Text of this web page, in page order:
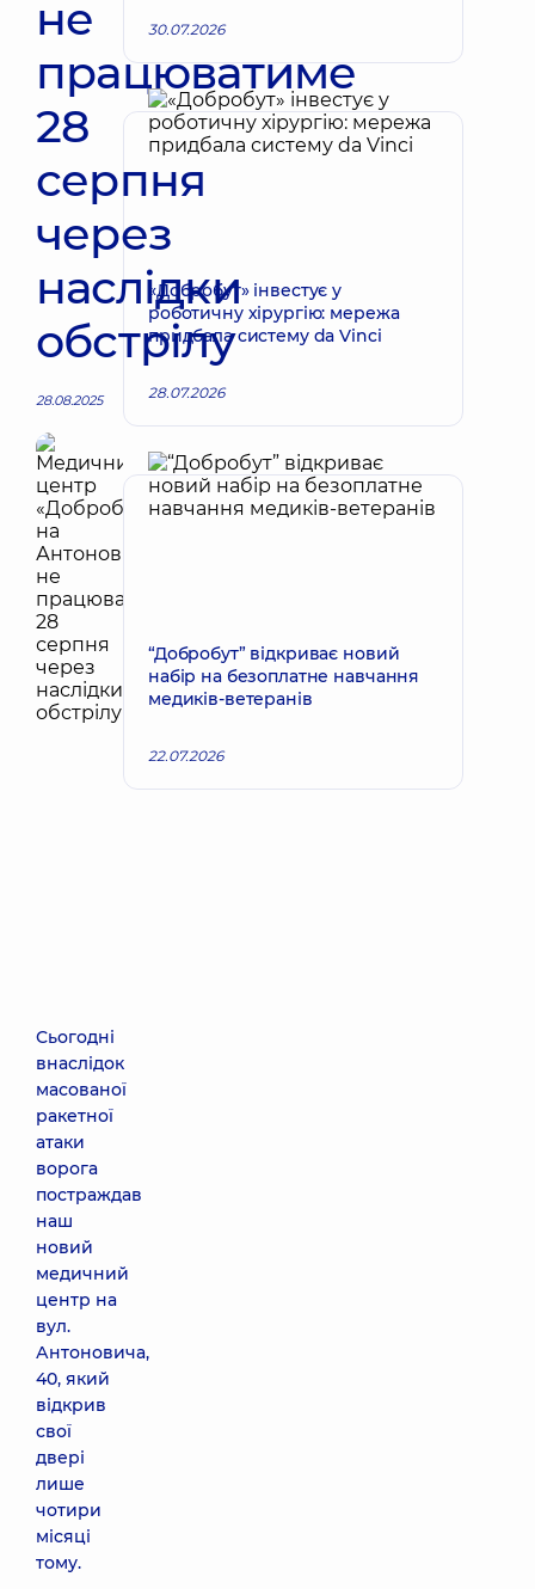
не
працюватиме
28
серпня
через
наслідки
обстрілу
28.08.2025
Сьогодні
внаслідок
масованої
ракетної
атаки
ворога
постраждав
наш
новий
медичний
центр на
вул.
Антоновича,
40, який
відкрив
свої
двері
лише
чотири
місяці
тому.
30.07.2026
«Добробут» інвестує у
роботичну хірургію: мережа
придбала систему da Vinci
28.07.2026
“Добробут” відкриває новий
набір на безоплатне навчання
медиків-ветеранів
22.07.2026